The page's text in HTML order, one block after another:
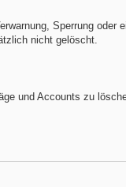
Sperrung oder
nicht gelöscht.
und Accounts zu